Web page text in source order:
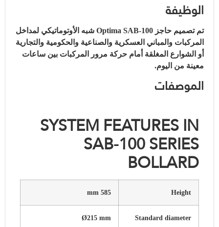
الوظيفة
تم تصميم حاجز Optima SAB-100 شبه الأوتوماتيكي لمداخل
المركبات والمباني العسكرية والصناعية والحكومية والتجارية
أو الشوارع المغلقة أمام حركة مرور المركبات بين ساعات
معينة من اليوم.
الموصفات
SYSTEM FEATURES IN
SAB-100 SERIES
BOLLARD
Height
585 mm
Standard diameter
Ø215 mm